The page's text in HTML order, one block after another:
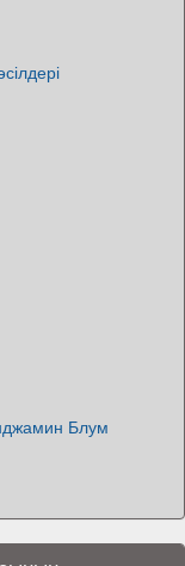
Блум